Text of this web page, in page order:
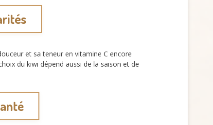
et sa teneur en vitamine C encore
du kiwi dépend aussi de la saison et de